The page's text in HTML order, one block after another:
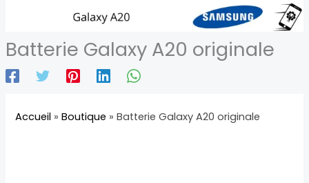
Batterie Galaxy A20 originale
Accueil »Boutique »Batterie Galaxy A20 originale